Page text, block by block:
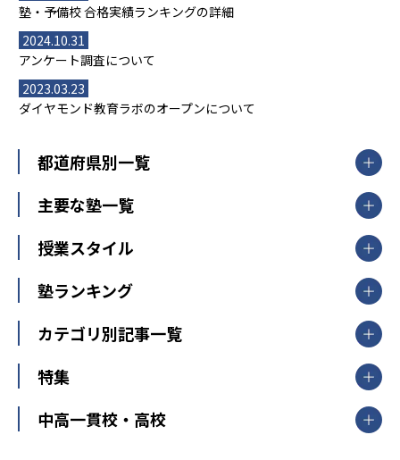
塾・予備校 合格実績ランキングの詳細
2024.10.31
アンケート調査について
2023.03.23
ダイヤモンド教育ラボのオープンについて
都道府県別一覧
北海道・東北
山形県
福島県
関東
東京都
神奈川県
茨城県
栃木県
群馬県
新潟県
中部
愛知県
静岡県
長野県
主要な塾一覧
【掲載塾一覧を見る】
東京個別指導学院
明光義塾
個別教室のトライ
武田塾
授業スタイル
個別指導
オンライン指導
塾ランキング
中学受験ランキング
カテゴリ別記事一覧
中学受験
大学受験
特集
開成番長直伝！子どもの受験を成功させる方法
中高一貫校・高校